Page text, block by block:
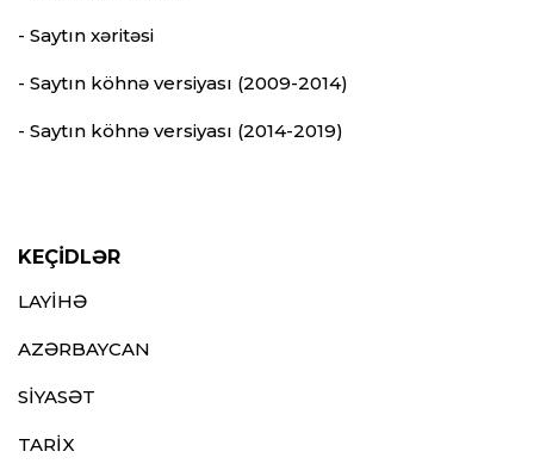
- Saytın xəritəsi
- Saytın köhnə versiyası (2009-2014)
- Saytın köhnə versiyası (2014-2019)
KEÇİDLƏR
LAYİHƏ
AZƏRBAYCAN
SİYASƏT
TARİX